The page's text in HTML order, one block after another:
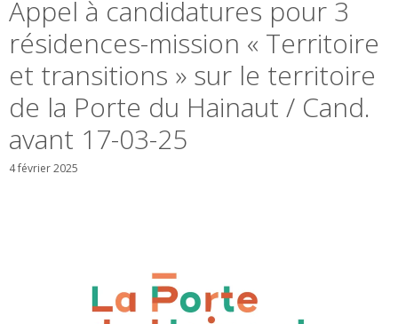
Appel à candidatures pour 3
résidences-mission « Territoire
et transitions » sur le territoire
de la Porte du Hainaut / Cand.
avant 17-03-25
4 février 2025